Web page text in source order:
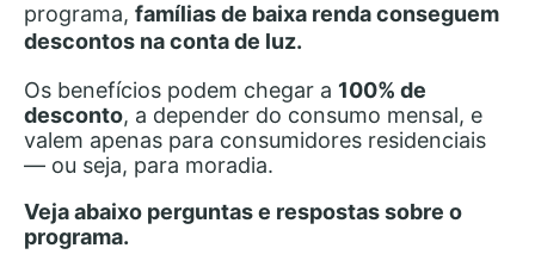
programa, famílias de baixa renda conseguem
descontos na conta de luz.
Os benefícios podem chegar a 100% de
desconto, a depender do consumo mensal, e
valem apenas para consumidores residenciais
— ou seja, para moradia.
Veja abaixo perguntas e respostas sobre o
programa.